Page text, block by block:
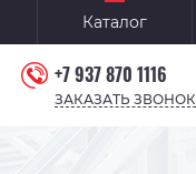
Каталог
+7 937 870 1116
ЗАКАЗАТЬ ЗВОНОК